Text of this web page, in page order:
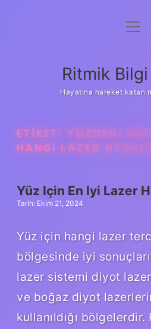
Anasayfa
Yasal
Ritmik
Hayatına hareket katan
ETIKET: YÜZDEKI
HANGI LAZER
Yüz Için En Iyi Lazer
Tarih: Ekim 21, 2024
Yüz için hangi lazer
bölgesinde iyi
lazer sistemi diyot
ve boğaz diyot
kullanıldığı